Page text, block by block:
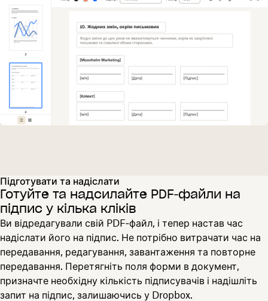
Підготувати та надіслати
Готуйте та надсилайте PDF‑файли на
підпис у кілька кліків
Ви відредагували свій PDF‑файл, і тепер настав час
надіслати його на підпис. Не потрібно витрачати час на
передавання, редагування, завантаження та повторне
передавання. Перетягніть поля форми в документ,
призначте необхідну кількість підписувачів і надішліть
запит на підпис, залишаючись у Dropbox.